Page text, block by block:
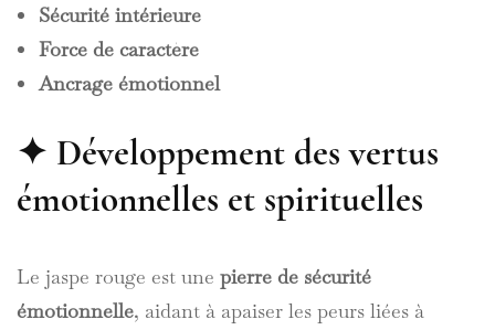
Sécurité intérieure
Force de caractère
Ancrage émotionnel
✦ Développement des vertus
émotionnelles et spirituelles
Le jaspe rouge est une pierre de sécurité
émotionnelle, aidant à apaiser les peurs liées à